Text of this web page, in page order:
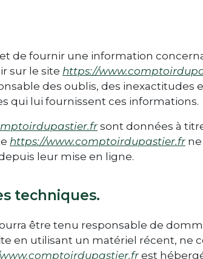
de fournir une information
sur le site https://
des oublis, des inexactitudes
qui lui fournissent ces informations.
sont données à
https://www.comptoirdupastier.fr
leur mise en ligne.
techniques.
être tenu responsable de
en utilisant un matériel récent, ne
est